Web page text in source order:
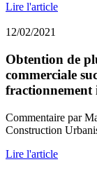
Lire l'article
12/02/2021
Obtention de
commerciale
fractionnement
Commentaire par
Construction
Lire l'article